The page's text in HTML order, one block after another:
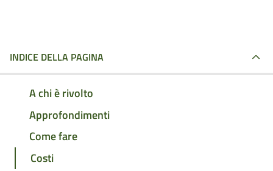
INDICE DELLA PAGINA
A chi è rivolto
Approfondimenti
Come fare
Costi